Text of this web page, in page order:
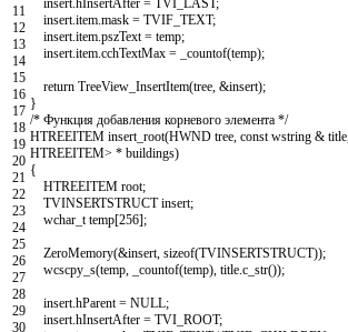
11
12
13
14
15
16
17
18
19
20
21
22
23
24
25
26
27
28
29
30
insert item mask = TVIF_TEXT;
insert item pszText = temp;
insert item cchTextMax = _countof(temp);
return TreeView_InsertItem(tree &insert);
}
/* Функция добавления корневого элемента */
HTREEITEM insert_root(HWND tree const wstring & title
HTREEITEM> * buildings)
{
HTREEITEM root;
TVINSERTSTRUCTinsert;
wchar_t temp[256];
ZeroMemory(&insert sizeof(TVINSERTSTRUCT));
wcscpy_s(temp _countof(temp) title c_str());
insert hParent = NULL;
insert hInsertAfter = TVI_ROOT;